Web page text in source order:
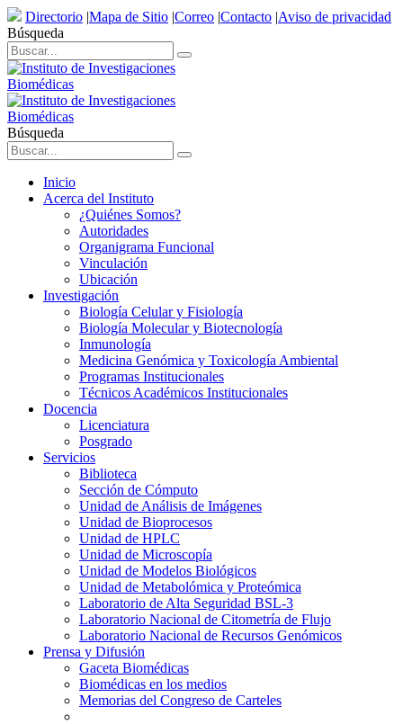
Directorio |Mapa de Sitio |Correo |Contacto |Aviso de privacidad
Búsqueda
Búsqueda
Inicio
Acerca del Instituto
¿Quiénes Somos?
Autoridades
Organigrama Funcional
Vinculación
Ubicación
Investigación
Biología Celular y Fisiología
Biología Molecular y Biotecnología
Inmunología
Medicina Genómica y Toxicología Ambiental
Programas Institucionales
Técnicos Académicos Institucionales
Docencia
Licenciatura
Posgrado
Servicios
Biblioteca
Sección de Cómputo
Unidad de Análisis de Imágenes
Unidad de Bioprocesos
Unidad de HPLC
Unidad de Microscopía
Unidad de Modelos Biológicos
Unidad de Metabolómica y Proteómica
Laboratorio de Alta Seguridad BSL-3
Laboratorio Nacional de Citometría de Flujo
Laboratorio Nacional de Recursos Genómicos
Prensa y Difusión
Gaceta Biomédicas
Biomédicas en los medios
Memorias del Congreso de Carteles